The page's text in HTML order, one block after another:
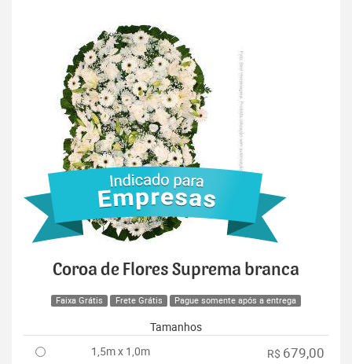
Coroa de Flores Suprema branca
Faixa Grátis Frete Grátis Pague somente após a entrega
Tamanhos
1,5m x 1,0m
R$ 679,00